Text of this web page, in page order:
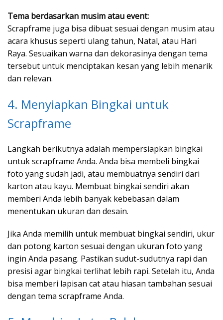
Tema berdasarkan musim atau event:
Scrapframe juga bisa dibuat sesuai dengan musim atau
acara khusus seperti ulang tahun, Natal, atau Hari
Raya. Sesuaikan warna dan dekorasinya dengan tema
tersebut untuk menciptakan kesan yang lebih menarik
dan relevan.
4. Menyiapkan Bingkai untuk
Scrapframe
Langkah berikutnya adalah mempersiapkan bingkai
untuk scrapframe Anda. Anda bisa membeli bingkai
foto yang sudah jadi, atau membuatnya sendiri dari
karton atau kayu. Membuat bingkai sendiri akan
memberi Anda lebih banyak kebebasan dalam
menentukan ukuran dan desain.
Jika Anda memilih untuk membuat bingkai sendiri, ukur
dan potong karton sesuai dengan ukuran foto yang
ingin Anda pasang. Pastikan sudut-sudutnya rapi dan
presisi agar bingkai terlihat lebih rapi. Setelah itu, Anda
bisa memberi lapisan cat atau hiasan tambahan sesuai
dengan tema scrapframe Anda.